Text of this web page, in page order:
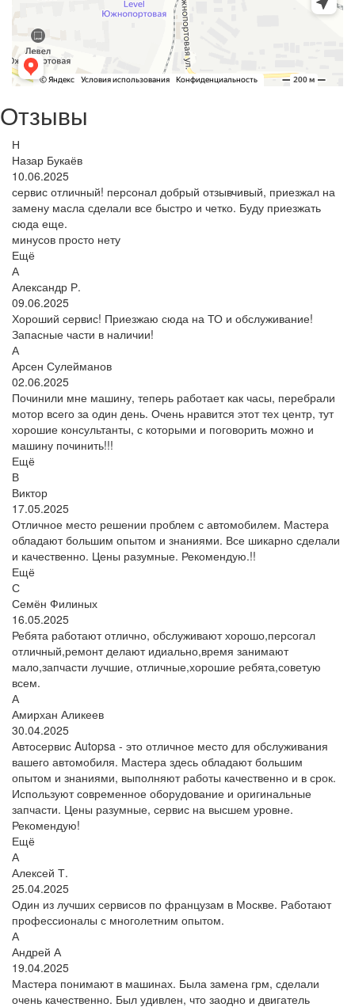
Отзывы
Н
Назар Букаёв
10.06.2025
сервис отличный! персонал добрый отзывчивый, приезжал на
замену масла сделали все быстро и четко. Буду приезжать
сюда еще.
минусов просто нету
Ещё
А
Александр Р.
09.06.2025
Хороший сервис! Приезжаю сюда на ТО и обслуживание!
Запасные части в наличии!
А
Арсен Сулейманов
02.06.2025
Починили мне машину, теперь работает как часы, перебрали
мотор всего за один день. Очень нравится этот тех центр, тут
хорошие консультанты, с которыми и поговорить можно и
машину починить!!!
Ещё
В
Виктор
17.05.2025
Отличное место решении проблем с автомобилем. Мастера
обладают большим опытом и знаниями. Все шикарно сделали
и качественно. Цены разумные. Рекомендую.!!
Ещё
С
Семён Филиных
16.05.2025
Ребята работают отлично, обслуживают хорошо,персогал
отличный,ремонт делают идиально,время занимают
мало,запчасти лучшие, отличные,хорошие ребята,советую
всем.
А
Амирхан Аликеев
30.04.2025
Автосервис Autopsa - это отличное место для обслуживания
вашего автомобиля. Мастера здесь обладают большим
опытом и знаниями, выполняют работы качественно и в срок.
Используют современное оборудование и оригинальные
запчасти. Цены разумные, сервис на высшем уровне.
Рекомендую!
Ещё
А
Алексей Т.
25.04.2025
Один из лучших сервисов по французам в Москве. Работают
профессионалы с многолетним опытом.
А
Андрей А
19.04.2025
Мастера понимают в машинах. Была замена грм, сделали
очень качественно. Был удивлен, что заодно и двигатель